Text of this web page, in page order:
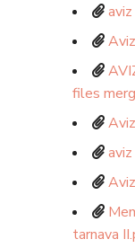
files
tarnava